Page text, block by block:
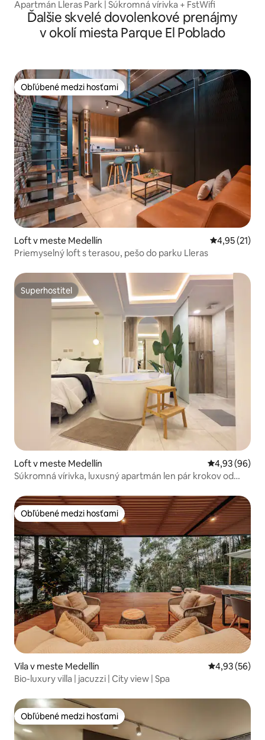
Apartmán Lleras Park | Súkromná vírivka + FstWifi
Ďalšie skvelé dovolenkové prenájmy
v okolí miesta Parque El Poblado
Obľúbené medzi hosťami
Obľúbené medzi hosťami
Loft v meste Medellín Priemerné
4,95 (21)
Priemyselný loft s terasou, pešo do parku Lleras
Superhostiteľ
Superhostiteľ
Loft v meste Medellín Priemerné
4,93 (96)
Súkromná vírivka, luxusný apartmán len pár krokov od
Obľúbené medzi hosťami
Obľúbené medzi hosťami
Vila v meste Medellín Priemerné
4,93 (56)
Bio-luxury villa | jacuzzi | City view | Spa
Obľúbené medzi hosťami
Obľúbené medzi hosťami